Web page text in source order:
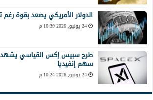
الدولار الأمريكي يصعد بقوة رغم
24 يونيو, 2026 10:39 م
طرح سبيس إكس القياسي يشهد
سهم إنفيديا
24 يونيو, 2026 10:24 م